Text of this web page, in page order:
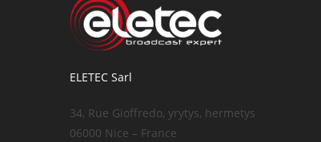
ELETEC Sarl
34, Rue Gioffredo, yrytys, hermetys
06000 Nice – France